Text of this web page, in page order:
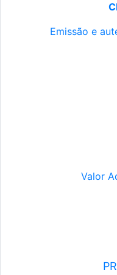
Emissão e
Valor